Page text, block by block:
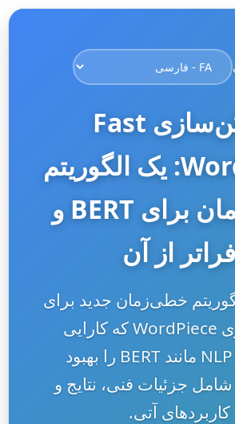
توکن‌سازی Fast
WordPiece: یک الگوریتم
خطی‌زمان برای BERT و
فراتر از آن
خطی‌زمان جدید برای
توکن‌سازی WordPiece که کارایی
مدل‌های NLP مانند BERT را بهبود
جزئیات فنی، نتایج و
کاربردهای آتی.